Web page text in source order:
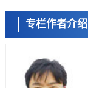
政策
日本修订首都直下型
化火灾防控
福井大学发现细胞记
迥异之谜
科学研究
专栏作者介绍
陈小牧